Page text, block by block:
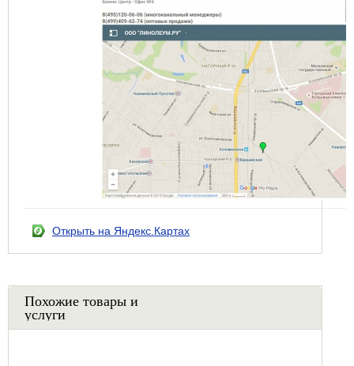
Открыть на Яндекс.Картах
Похожие товары и
услуги